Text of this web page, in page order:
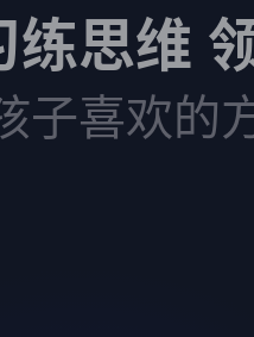
练思维
子喜欢的